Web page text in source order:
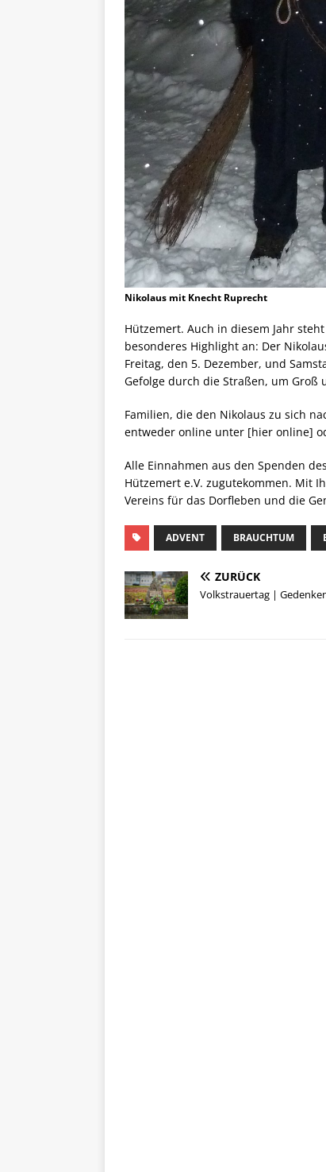
Nikolaus mit Knecht Ruprecht
Hützemert. Auch in diesem Jahr
besonderes Highlight an: Der
Freitag, den 5. Dezember, und
Gefolge durch die Straßen, um
Familien, die den Nikolaus zu sich
entweder online unter [hier online]
Alle Einnahmen aus den Spenden
Hützemert e.V. zugutekommen. Mit
Vereins für das Dorfleben und die
ADVENT BRAUCHTUM
ZURÜCK
Volkstrauertag |